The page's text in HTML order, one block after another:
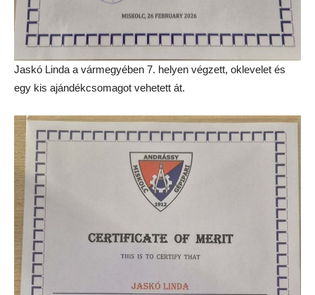
Jaskó Linda a vármegyében 7. helyen végzett, oklevelet és
egy kis ajándékcsomagot vehetett át.